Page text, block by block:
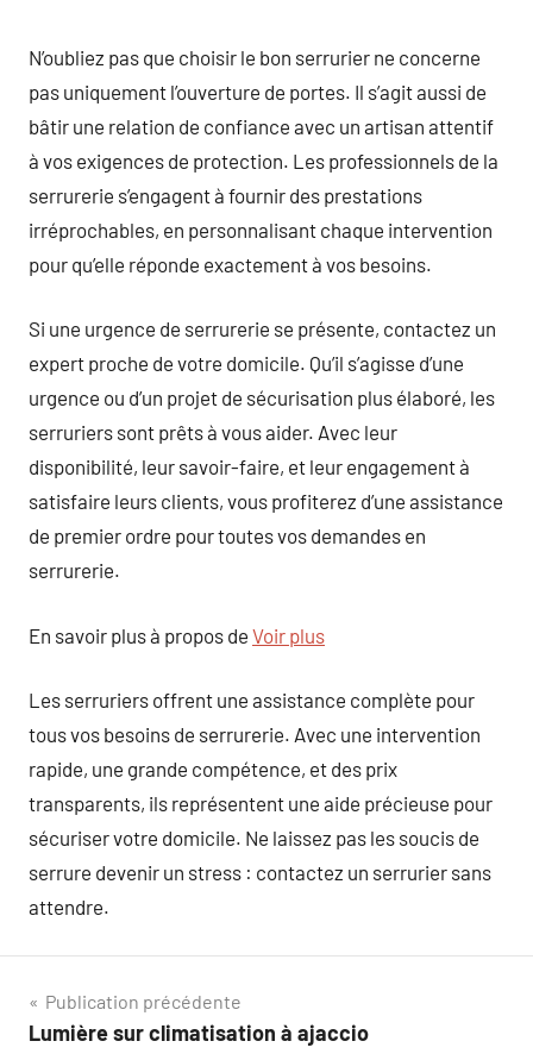
N’oubliez pas que choisir le bon serrurier ne concerne
pas uniquement l’ouverture de portes. Il s’agit aussi de
bâtir une relation de confiance avec un artisan attentif
à vos exigences de protection. Les professionnels de la
serrurerie s’engagent à fournir des prestations
irréprochables, en personnalisant chaque intervention
pour qu’elle réponde exactement à vos besoins.
Si une urgence de serrurerie se présente, contactez un
expert proche de votre domicile. Qu’il s’agisse d’une
urgence ou d’un projet de sécurisation plus élaboré, les
serruriers sont prêts à vous aider. Avec leur
disponibilité, leur savoir-faire, et leur engagement à
satisfaire leurs clients, vous profiterez d’une assistance
de premier ordre pour toutes vos demandes en
serrurerie.
En savoir plus à propos de Voir plus
Les serruriers offrent une assistance complète pour
tous vos besoins de serrurerie. Avec une intervention
rapide, une grande compétence, et des prix
transparents, ils représentent une aide précieuse pour
sécuriser votre domicile. Ne laissez pas les soucis de
serrure devenir un stress : contactez un serrurier sans
attendre.
Navigation
Publication précédente
Lumière sur climatisation à ajaccio